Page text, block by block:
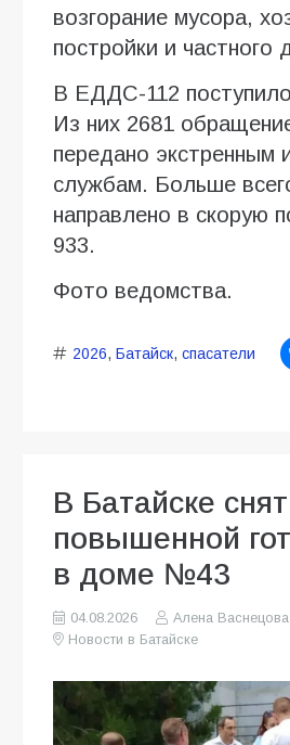
возгорание мусора,
постройки и частного
В ЕДДС-112
Из них 2681
передано экстренным
службам. Больше
направлено в скорую
933.
Фото ведомства.
2026, Батайск, спасатели
В Батайске
повышенной
в доме №43
04.08.2026
Алена Васнецова
Новости в Батайске